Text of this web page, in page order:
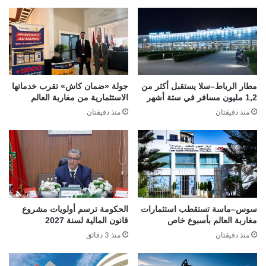
مطار الرباط–سلا يستقبل أكثر من
1,2 مليون مسافر في ستة أشهر
منذ دقيقتان
جولة «ضمان كاش» تقرب خدماتها
الاستثمارية من مغاربة العالم
منذ دقيقتان
سوس–ماسة تستقطب استثمارات
مغاربة العالم بأسبوع خاص
منذ دقيقتان
الحكومة ترسم أولويات مشروع
قانون المالية لسنة 2027
منذ 3 دقائق